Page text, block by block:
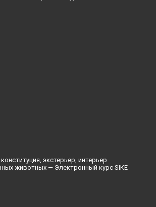
экстерьер, интерьер
животных — Электронный курс SIKE